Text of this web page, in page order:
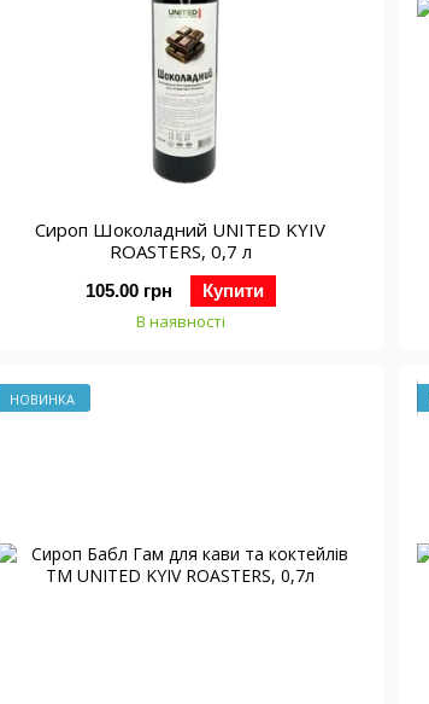
Сироп Шоколадний UNITED KYIV
ROASTERS, 0,7 л
105.00 грн Купити
В наявності
НОВИНКА